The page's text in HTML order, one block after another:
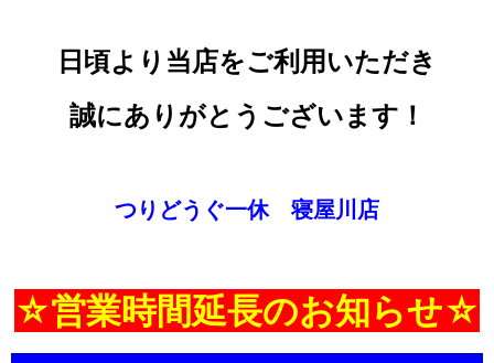
日頃より当店をご利用いただき
誠にありがとうございます！
つりどうぐ一休 寝屋川店
☆営業時間延長のお知らせ☆